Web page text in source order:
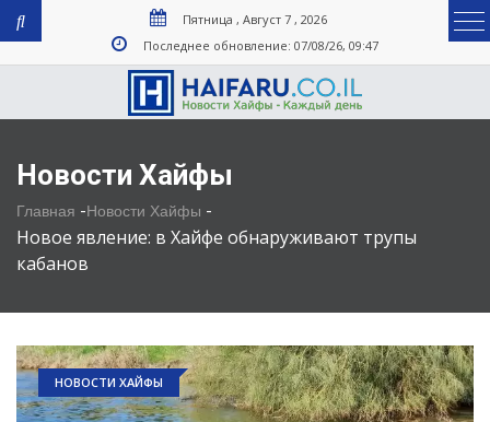
Пятница , Август 7 , 2026
Последнее обновление: 07/08/26, 09:47
Новости Хайфы
Главная -Новости Хайфы -
Новое явление: в Хайфе обнаруживают трупы
кабанов
НОВОСТИ ХАЙФЫ